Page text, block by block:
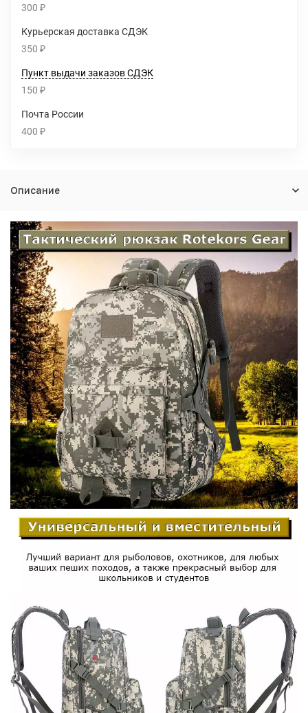
300 ₽
Курьерская доставка СДЭК
350 ₽
Пункт выдачи заказов СДЭК
150 ₽
Почта России
400 ₽
Описание